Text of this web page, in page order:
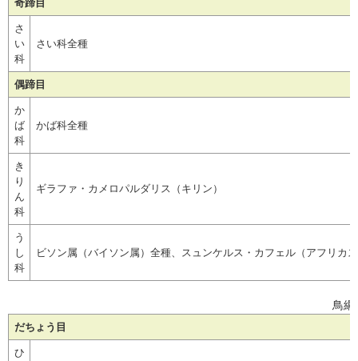
奇蹄目
さ
い
科
さい科全種
偶蹄目
か
ば
科
かば科全種
き
り
ん
科
ギラファ・カメロパルダリス（キリン）
う
し
科
ビソン属（バイソン属）全種、スュンケルス・カフェル（アフリカ
鳥綱
だちょう目
ひ